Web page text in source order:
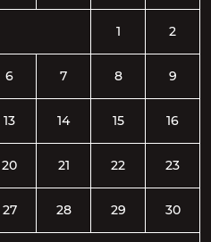
1 2
6 7 8 9
13 14 15 16
20 21 22 23
27 28 29 30